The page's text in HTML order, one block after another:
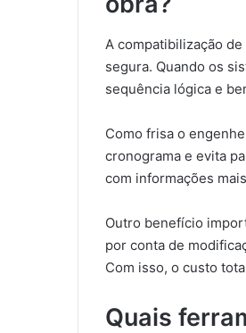
A compatibilização
segura. Quando os
sequência lógica e
Como frisa o
cronograma e evita
com informações
Outro benefício
por conta de
Com isso, o custo
Quais